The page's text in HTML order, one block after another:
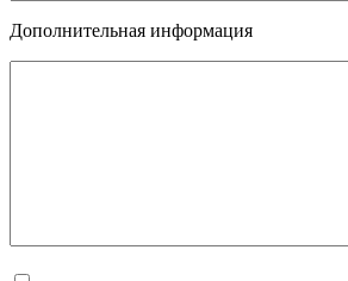
Дополнительная информация